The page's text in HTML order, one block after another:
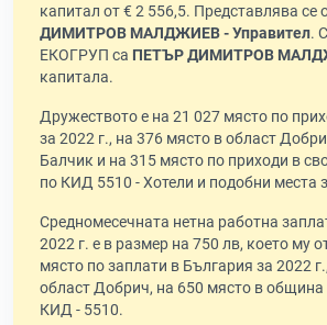
капитал от € 2 556,5. Представлява се
ДИМИТРОВ МАЛДЖИЕВ - Управител.
ЕКОГРУП са ПЕТЪР ДИМИТРОВ
капитала.
Дружеството е на 21 027 място по
за 2022 г., на 376 място в област
Балчик и на 315 място по приходи в
по КИД 5510 - Хотели и подобни места
Средномесечната нетна работна
2022 г. е в размер на 750 лв, което му
място по заплати в България за 2022
област Добрич, на 650 място в
КИД - 5510.